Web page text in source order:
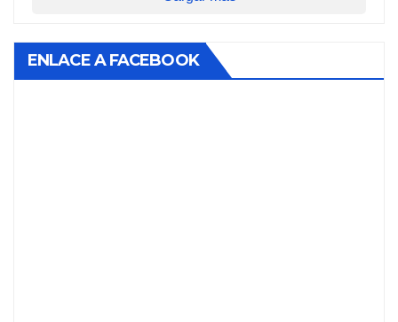
ENLACE A FACEBOOK